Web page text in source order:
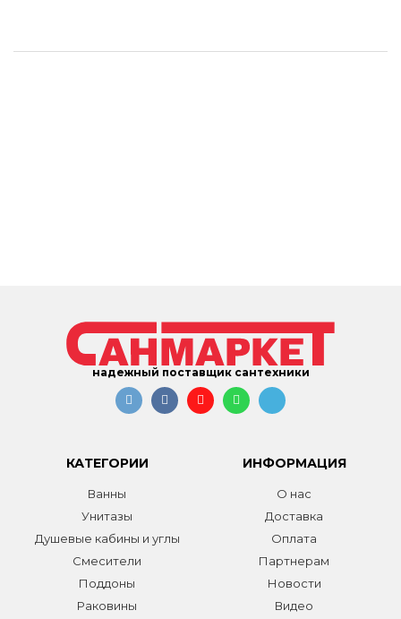
надежный поставщик сантехники
КАТЕГОРИИ
Ванны
Унитазы
Душевые кабины и углы
Смесители
Поддоны
Раковины
ИНФОРМАЦИЯ
О нас
Доставка
Оплата
Партнерам
Новости
Видео